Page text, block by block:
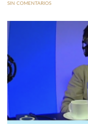
SIN COMENTARIOS